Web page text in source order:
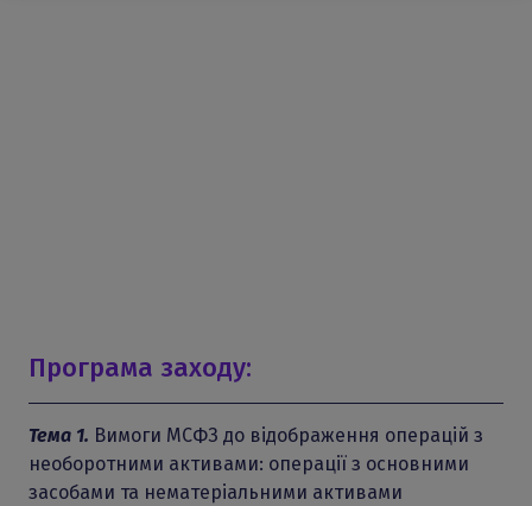
Програма заходу:
Тема 1. Вимоги МСФЗ до відображення операцій з
необоротними активами: операції з основними
засобами та нематеріальними активами